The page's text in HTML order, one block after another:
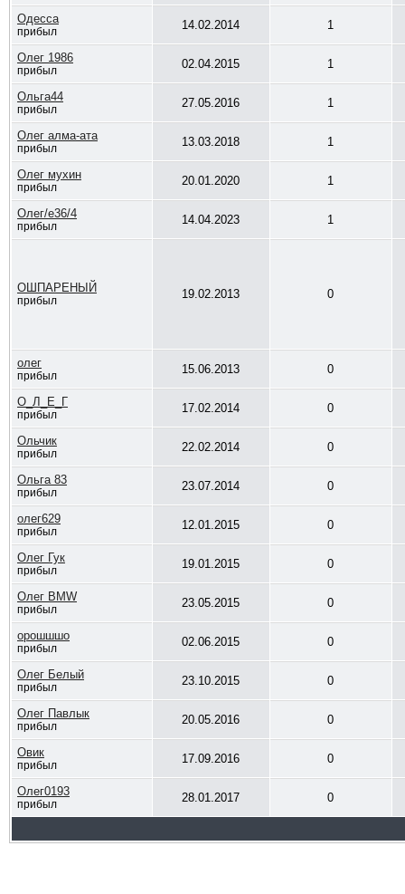
Одесса
прибыл 14.02.2014 1
Олег 1986
прибыл 02.04.2015 1
Ольга44
прибыл 27.05.2016 1
Олег алма-ата
прибыл 13.03.2018 1
Олег мухин
прибыл 20.01.2020 1
Олег/е36/4
прибыл 14.04.2023 1
ОШПАРЕНЫЙ
прибыл 19.02.2013 0
олег
прибыл 15.06.2013 0
О_Л_Е_Г
прибыл 17.02.2014 0
Ольчик
прибыл 22.02.2014 0
Ольга 83
прибыл 23.07.2014 0
олег629
прибыл 12.01.2015 0
Олег Гук
прибыл 19.01.2015 0
Олег BMW
прибыл 23.05.2015 0
орошшшо
прибыл 02.06.2015 0
Олег Белый
прибыл 23.10.2015 0
Олег Павлык
прибыл 20.05.2016 0
Овик
прибыл 17.09.2016 0
Олег0193
прибыл 28.01.2017 0